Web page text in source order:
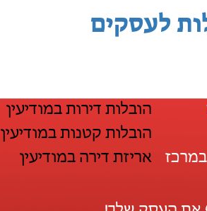
לעסקים
הובלות דירות במודיעין
הובלות קטנות במודיעין
אריזת דירה במודיעין